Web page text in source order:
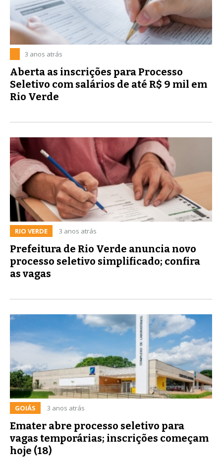
3 anos atrás
Aberta as inscrições para Processo
Seletivo com salários de até R$ 9 mil em
Rio Verde
RIO VERDE 3 anos atrás
Prefeitura de Rio Verde anuncia novo
processo seletivo simplificado; confira
as vagas
GOIÁS 3 anos atrás
Emater abre processo seletivo para
vagas temporárias; inscrições começam
hoje (18)